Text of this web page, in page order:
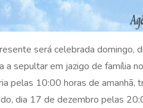
será celebrada domingo,
sepultar em jazigo de família
pelas 10:00 horas de amanhã,
dia 17 de dezembro pelas